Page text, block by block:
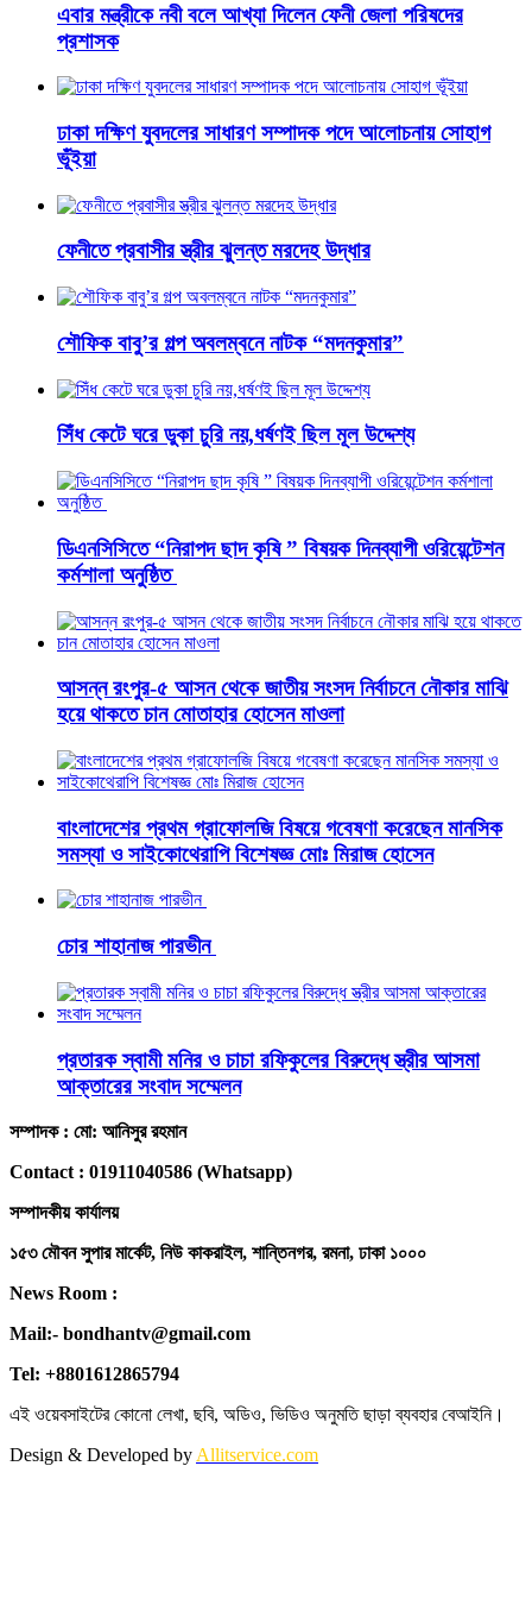
এবার মন্ত্রীকে নবী বলে আখ্যা দিলেন ফেনী জেলা পরিষদের
প্রশাসক
ঢাকা দক্ষিণ যুবদলের সাধারণ সম্পাদক পদে আলোচনায় সোহাগ
ভূঁইয়া
ফেনীতে প্রবাসীর স্ত্রীর ঝুলন্ত মরদেহ উদ্ধার
শৌফিক বাবু’র গল্প অবলম্বনে নাটক “মদনকুমার”
সিঁধ কেটে ঘরে ডুকা চুরি নয়,ধর্ষণই ছিল মূল উদ্দেশ্য
ডিএনসিসিতে “নিরাপদ ছাদ কৃষি ” বিষয়ক দিনব্যাপী ওরিয়েন্টেশন
কর্মশালা অনুষ্ঠিত
আসন্ন রংপুর-৫ আসন থেকে জাতীয় সংসদ নির্বাচনে নৌকার মাঝি
হয়ে থাকতে চান মোতাহার হোসেন মাওলা
বাংলাদেশের প্রথম গ্রাফোলজি বিষয়ে গবেষণা করেছেন মানসিক
সমস্যা ও সাইকোথেরাপি বিশেষজ্ঞ মোঃ মিরাজ হোসেন
চোর শাহানাজ পারভীন
প্রতারক স্বামী মনির ও চাচা রফিকুলের বিরুদ্ধে স্ত্রীর আসমা
আক্তারের সংবাদ সম্মেলন
সম্পাদক : মো: আনিসুর রহমান
Contact : 01911040586 (Whatsapp)
সম্পাদকীয় কার্যালয়
১৫৩ মৌবন সুপার মার্কেট, নিউ কাকরাইল, শান্তিনগর, রমনা, ঢাকা ১০০০
News Room :
Mail:- bondhantv@gmail.com
Tel: +8801612865794
এই ওয়েবসাইটের কোনো লেখা, ছবি, অডিও, ভিডিও অনুমতি ছাড়া ব্যবহার বেআইনি।
Design & Developed by Allitservice.com